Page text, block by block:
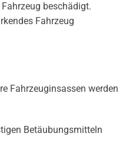
beschädigt.
Fahrzeug
Fahrzeuginsassen werden
Betäubungsmitteln